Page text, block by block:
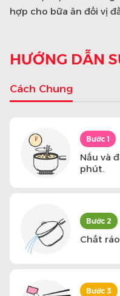
hợp cho bữa ăn đổi vị
hợp cho bữa ăn đổi vị
HƯỚNG DẪN
Cách Chung
Bước 1
Nấu và
phút.
Bước 2
Chắt
Bước 3